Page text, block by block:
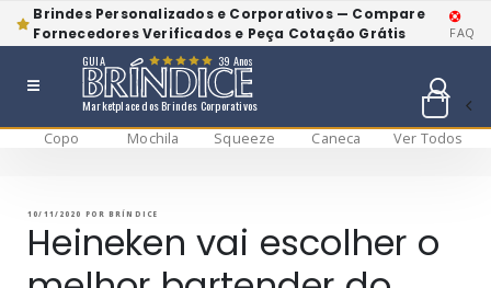
Brindes Personalizados e Corporativos — Compare
Fornecedores Verificados e Peça Cotação Grátis
FAQ
Marketplace dos Brindes Corporativos
GUIA 39 Anos
Copo Mochila Squeeze Caneca
Ver Todos
conteúdo
PUBLICADO
10/11/2020 PORBRÍNDICE
Heineken vai escolher o